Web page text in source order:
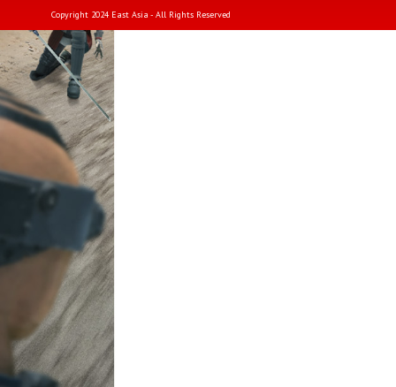
Copyright 2024 East Asia - All Rights Reserved